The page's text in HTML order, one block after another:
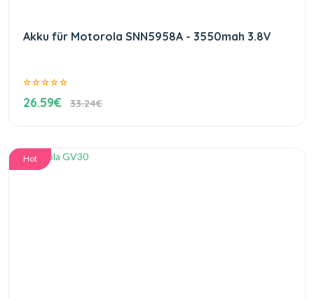
Akku für Motorola SNN5958A - 3550mah 3.8V
26.59€ 33.24€
Hot